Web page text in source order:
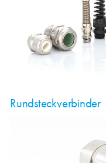
Rundsteckverbinder